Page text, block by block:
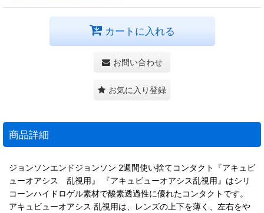
カートに入れる
お問い合わせ
お気に入り登録
商品詳細
ジョンソンエンドジョンソン 2週間使い捨てコンタクト『アキュビ
ューオアシス 乱視用』 『アキュビューオアシス乱視用』はシリ
コーンハイドロゲル素材で酸素透過性に優れたコンタクトです。
アキュビューオアシス 乱視用は、レンズの上下を薄く、左右をや